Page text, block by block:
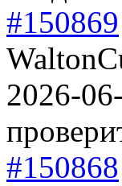
#150869
2026-
#150868